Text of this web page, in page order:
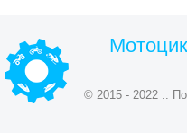
© 2015 - 2022 ::